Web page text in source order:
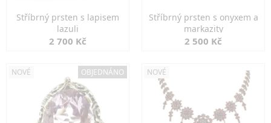
Stříbrný prsten s lapisem
lazuli
2 700 Kč
Stříbrný prsten s onyxem a
markazity
2 500 Kč
NOVÉ OBJEDNÁNO NOVÉ